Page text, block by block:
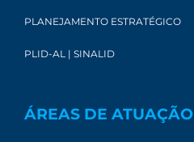
PLANEJAMENTO ESTRATÉGICO
PLID-AL | SINALID
ÁREAS DE ATUAÇÃO